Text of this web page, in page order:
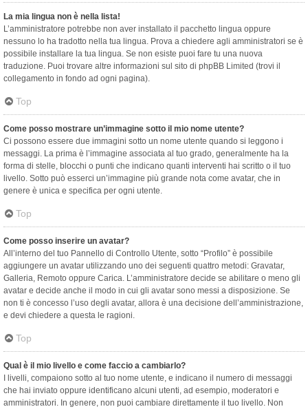
La mia lingua non è nella lista!
L’amministratore potrebbe non aver installato il pacchetto lingua oppure
nessuno lo ha tradotto nella tua lingua. Prova a chiedere agli amministratori se è
possibile installare la tua lingua. Se non esiste puoi fare tu una nuova
traduzione. Puoi trovare altre informazioni sul sito di phpBB Limited (trovi il
collegamento in fondo ad ogni pagina).
Top
Come posso mostrare un’immagine sotto il mio nome utente?
Ci possono essere due immagini sotto un nome utente quando si leggono i
messaggi. La prima è l’immagine associata al tuo grado, generalmente ha la
forma di stelle, blocchi o punti che indicano quanti interventi hai scritto o il tuo
livello. Sotto può esserci un’immagine più grande nota come avatar, che in
genere è unica e specifica per ogni utente.
Top
Come posso inserire un avatar?
All’interno del tuo Pannello di Controllo Utente, sotto “Profilo” è possibile
aggiungere un avatar utilizzando uno dei seguenti quattro metodi: Gravatar,
Galleria, Remoto oppure Carica. L’amministratore decide se abilitare o meno gli
avatar e decide anche il modo in cui gli avatar sono messi a disposizione. Se
non ti è concesso l’uso degli avatar, allora è una decisione dell’amministrazione,
e devi chiedere a questa le ragioni.
Top
Qual è il mio livello e come faccio a cambiarlo?
I livelli, compaiono sotto al tuo nome utente, e indicano il numero di messaggi
che hai inviato oppure identificano alcuni utenti, ad esempio, moderatori e
amministratori. In genere, non puoi cambiare direttamente il tuo livello. Non